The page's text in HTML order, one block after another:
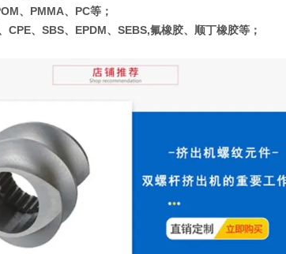
、PMMA、PC等；
CPE、SBS、EPDM、SEBS,氟橡胶、顺丁橡胶等；